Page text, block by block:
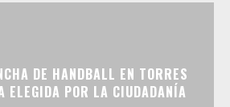
DE HANDBALL EN TORRES
ELEGIDA POR LA CIUDADANÍA